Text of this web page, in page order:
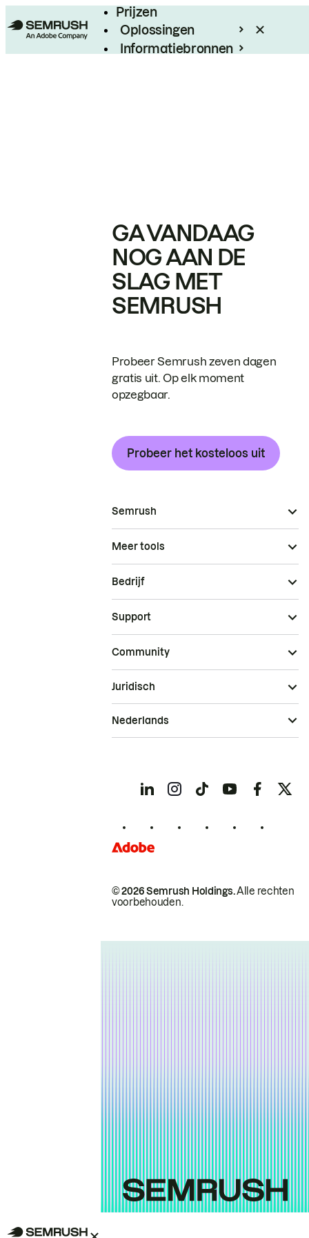
Prijzen
Oplossingen
Informatiebronnen
GA VANDAAG
NOG AAN DE
SLAG MET
SEMRUSH
Probeer Semrush zeven dagen
gratis uit. Op elk moment
opzegbaar.
Probeer het kosteloos uit
Semrush
Meer tools
Bedrijf
Support
Community
© 2026 Semrush Holdings.Alle rechten
voorbehouden.
Juridisch
Nederlands